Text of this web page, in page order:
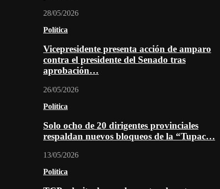
28/05/2026
Política
Vicepresidente presenta acción de amparo
contra el presidente del Senado tras
aprobación…
26/05/2026
Política
Solo ocho de 20 dirigentes provinciales
respaldan nuevos bloqueos de la “Tupac…
13/05/2026
Política